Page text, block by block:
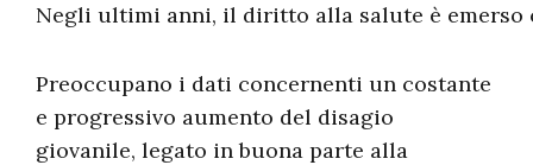
Negli ultimi anni, il diritto alla salute è emerso
Preoccupano i dati concernenti un costante
e progressivo aumento del disagio
giovanile, legato in buona parte alla